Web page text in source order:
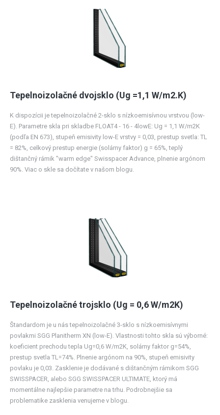
Tepelnoizolačné dvojsklo (Ug =1,1 W/m2.K)
K dispozícii je tepelnoizolačné 2-sklo s nízkoemisívnou vrstvou (low-
E). Parametre skla pri skladbe FLOAT4 - 16 - 4lowE: Ug = 1,1 W/m2K
(podľa EN 673), stupeň emisivity low-E vrstvy = 0,03, prestup svetla: TL
= 82%, celkový prestup energie (solárny faktor) g = 65%, teplý
dištančný rámik "warm edge" Swisspacer Advance, plnenie argónom
90%. Viac o skle sa dočítate v našom blogu.
Tepelnoizolačné trojsklo (Ug = 0,6 W/m2K)
Štandardom je u nás tepelnoizolačné 3-sklo s nízkoemisívnymi
povlakmi SGG Planitherm XN (low-E). Vlastnosti tohto skla sú výborné:
koeficient prechodu tepla Ug=0,6 W/m2K, solárny faktor g=54%,
prestup svetla TL=74%. Plnenie argónom na 90%, stupeň emisivity
povlaku je 0,03. Zasklenie je dodávané s dištančným rámikom SGG
SWISSPACER, alebo SGG SWISSPACER ULTIMATE, ktorý má
momentálne najlepšie parametre na trhu. Podrobnejšie sa
problematike zasklenia venujeme v blogu.